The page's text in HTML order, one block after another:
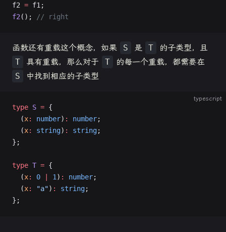
f2 = f1;
f2 (); // right
函数还有重载这个概念，如果 S 是 T
的子类型，且
T
具有重载，那么对于 T
的每一个重载，都需要在
S
中找到相应的子类型
typescript
type S = {
  (
x: number) : number;
  (
x: string) : string;
};
type T = {
  (
x: 0 | 1 ) : number;
  (
x: "a") : string;
};